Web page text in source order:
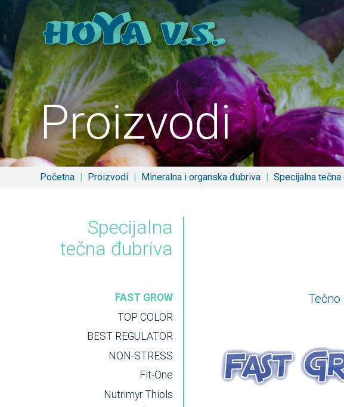
Proizvodi
Početna Proizvodi Mineralna i organska đubriva Specijalna tečna
Specijalna
tečna đubriva
FAST GROW
TOP COLOR
BEST REGULATOR
NON-STRESS
Fit-One
Nutrimyr Thiols